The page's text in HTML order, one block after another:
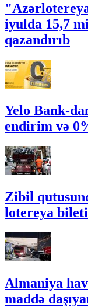
iyulda 15,7
qazandırıb
Yelo Bank-
endirim və
Zibil
lotereya bileti
Almaniya
maddə